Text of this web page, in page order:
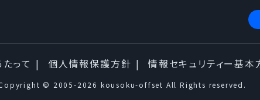
って 個人情報保護方針 情報セキュリティー基本
© 2005-2026 kousoku-offset All Rights reserved.